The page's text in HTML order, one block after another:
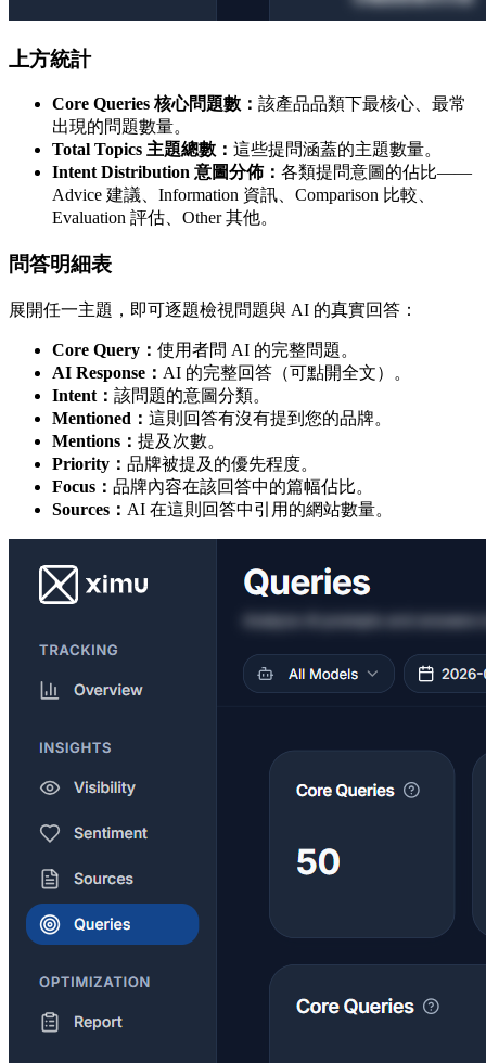
上方統計
Core Queries 核心問題數： 該產品品類下最核心、最常
出現的問題數量。
Total Topics 主題總數： 這些提問涵蓋的主題數量。
Intent Distribution 意圖分佈： 各類提問意圖的佔比——
Advice 建議、Information 資訊、Comparison 比較、
Evaluation 評估、Other 其他。
問答明細表
展開任一主題，即可逐題檢視問題與 AI 的真實回答：
Core Query： 使用者問 AI 的完整問題。
AI Response： AI 的完整回答（可點開全文）。
Intent： 該問題的意圖分類。
Mentioned： 這則回答有沒有提到您的品牌。
Mentions： 提及次數。
Priority： 品牌被提及的優先程度。
Focus： 品牌內容在該回答中的篇幅佔比。
Sources： AI 在這則回答中引用的網站數量。